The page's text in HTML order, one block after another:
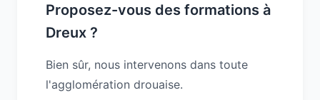
Proposez-vous des formations à
Dreux ?
Bien sûr, nous intervenons dans toute
l'agglomération drouaise.